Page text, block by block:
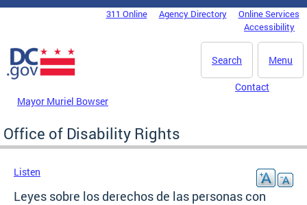
Skip to main content
DC Agency Top Menu311 Online Agency Directory
Online Services
Accessibility
Menu
Search
Mayor Muriel Bowser
Contact
Office of Disability Rights
Listen
Leyes sobre los derechos de las personas con